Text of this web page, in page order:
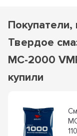
Твердое
МС-2000
купили